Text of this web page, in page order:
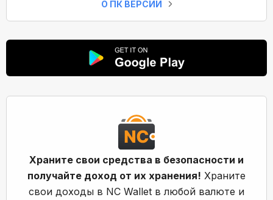
О ПК ВЕРСИИ
Храните свои средства в безопасности и
получайте доход от их хранения! Храните
свои доходы в NC Wallet в любой валюте и